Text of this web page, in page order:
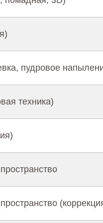
пудровое
техника)